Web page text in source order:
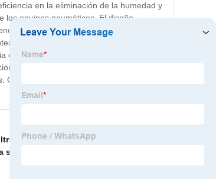
en la eliminación de la humedad y
los equipos neumáticos. El diseño
para mantener la calidad del aire
Con un mantenimiento sencillo y
sus sistemas de aire comprimido. Los
En resumen, nuestro Filtro de
en la calidad y la eficacia de
de polvo de metal,Colador de succión
sinterizada